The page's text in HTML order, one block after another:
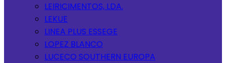
LEIRICIMENTOS, LDA.
LEKUE
LINEA PLUS ESSEGE
LOPEZ BLANCO
LUCECO SOUTHERN EUROPA